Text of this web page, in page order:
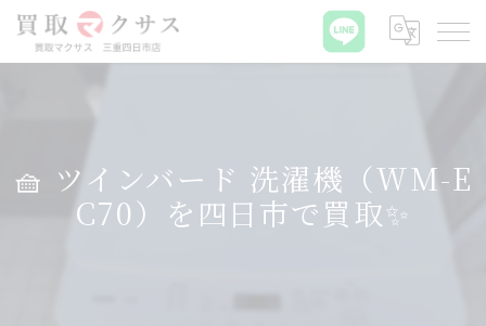
🧺 ツインバード 洗濯機（WM-E
C70）を四日市で買取✨